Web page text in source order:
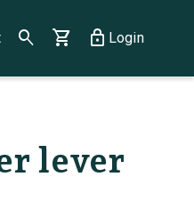
search shopping_cart lock Login
lever